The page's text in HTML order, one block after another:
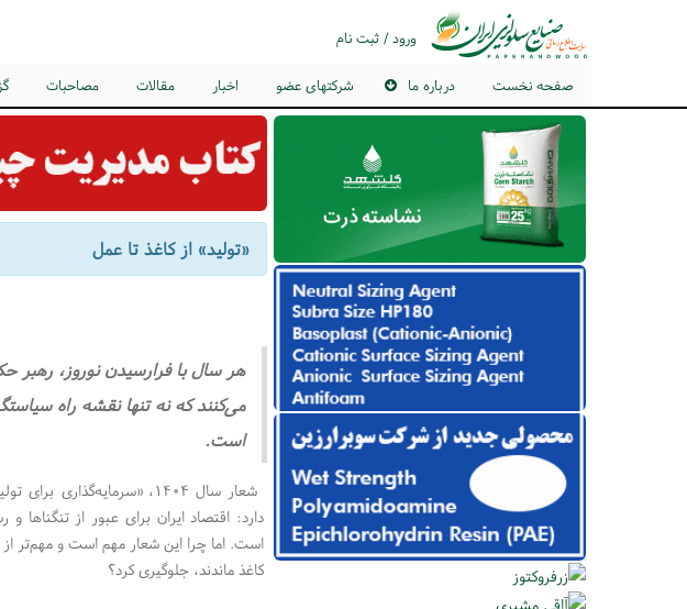
ورود / ثبت نام
صفحه نخست درباره ما شرکتهای عضو اخبار مقالات مصاحبات
«تولید» از کاغذ تا عمل
هر سال با فرارسیدن نوروز، رهبر
می‌کنند که نه تنها نقشه راه
است.
شعار سال ۱۴۰۴،
دارد: اقتصاد ایران برای عبور از
است. اما چرا این شعار مهم است و مهم‌تر
کاغذ ماندند، جلوگیری کرد؟